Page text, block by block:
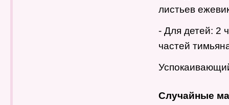
листьев
- Для детей: 2
частей
Случайные